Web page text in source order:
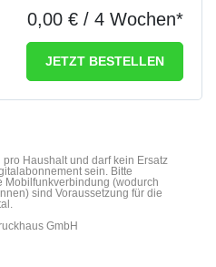
0,00 € / 4 Wochen*
JETZT BESTELLEN
Haushalt und darf kein Ersatz
sein. Bitte
Mobilfunkverbindung (wodurch
sind Voraussetzung für die
GmbH